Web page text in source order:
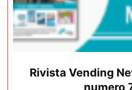
Rivista Vending
numero